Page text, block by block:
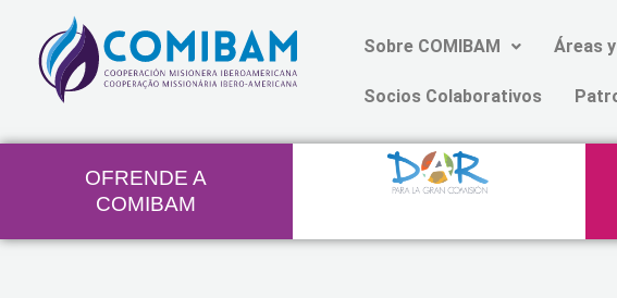
contenido
Sobre COMIBAM Áreas
Socios Colaborativos
OFRENDE A
COMIBAM